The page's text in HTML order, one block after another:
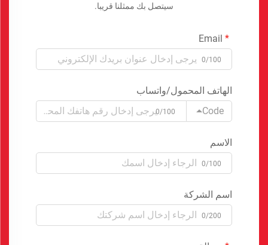
سيتصل بك ممثلنا قريبا.
0/100
الهاتف المحمول/واتساب
Code
0/100
الاسم
0/100
اسم الشركة
0/200